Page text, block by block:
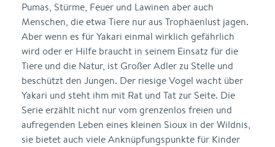
Pumas, Stürme, Feuer und Lawinen aber auch
Menschen, die etwa Tiere nur aus Trophäenlust jagen.
Aber wenn es für Yakari einmal wirklich gefährlich
wird oder er Hilfe braucht in seinem Einsatz für die
Tiere und die Natur, ist Großer Adler zu Stelle und
beschützt den Jungen. Der riesige Vogel wacht über
Yakari und steht ihm mit Rat und Tat zur Seite. Die
Serie erzählt nicht nur vom grenzenlos freien und
aufregenden Leben eines kleinen Sioux in der Wildnis,
sie bietet auch viele Anknüpfungspunkte für Kinder